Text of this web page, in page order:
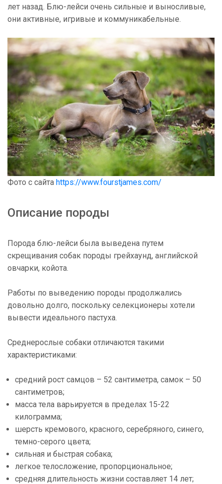
лет назад. Блю-лейси очень сильные и выносливые,
они активные, игривые и коммуникабельные.
Фото с сайта https://www.fourstjames.com/
Описание породы
Порода блю-лейси была выведена путем
скрещивания собак породы грейхаунд, английской
овчарки, койота.
Работы по выведению породы продолжались
довольно долго, поскольку селекционеры хотели
вывести идеального пастуха.
Среднерослые собаки отличаются такими
характеристиками:
средний рост самцов – 52 сантиметра, самок – 50
сантиметров;
масса тела варьируется в пределах 15-22
килограмма;
шерсть кремового, красного, серебряного, синего,
темно-серого цвета;
сильная и быстрая собака;
легкое телосложение, пропорциональное;
средняя длительность жизни составляет 14 лет;